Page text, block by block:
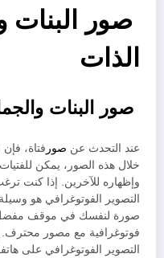
صور البنات
الذات
صور البنات
عند التحدث عن صور فتاة،
خلال هذه الصور، يمكن
وإظهاره للآخرين. إذا كنت
التصوير الفوتوغرافي هو
صورة لنفسك في موقف مفضل
فوتوغرافية مع مصور محترف.
التصوير الفوتوغرافي على